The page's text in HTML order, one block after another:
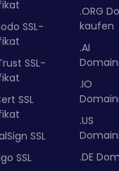
SSL-
SSL-
SSL
SSL
SSL
.ORG
kaufen
.AI
.IO
.US
.DE